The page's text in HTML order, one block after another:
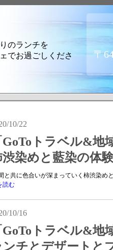
のランチを
でお過ごしくださ
〒
10/22
GoToトラベル&
渋染めと藍染の体
と共に色合いが深まっていく柿渋染め
読む
10/16
GoToトラベル&
ンチとデザートと